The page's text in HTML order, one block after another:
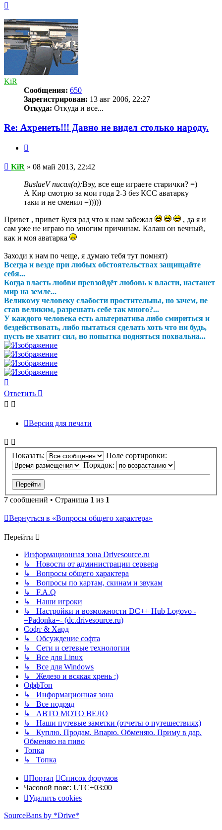
началу
KiR
Сообщения: 650
Зарегистрирован: 13 авг 2006, 22:27
Откуда: Откуда и все...
Re: Ахренеть!!! Давно не видел столько народу.
Сообщение
KiR » 08 май 2013, 22:42
BuslaeV писал(а):Вэу, все еще играете старички? =)
А Кир смотрю за мои года 2-3 без КСС аватарку
таки и не сменил =)))))
Привет , привет Буся рад что к нам забежал
, да я и
сам уже не играю по многим причинам. Калаш он вечный,
как и моя аватарка
Заходи к нам по чеще, я думаю тебя тут помнят)
Всегда и везде при любых обстоятельствах защищайте
себя...
Когда власть любви превзойдёт любовь к власти, настанет
мир на земле...
Великому человеку слабости простительны, но зачем, не
став великим, разрешать себе так много?...
У каждого человека есть альтернатива либо смириться и
бездействовать, либо пытаться сделать хоть что ни будь,
пусть не хватит сил, но попытка подняться похвальна...
к
началу
Ответить
Версия для печати
Показать:
Поле сортировки:
Порядок:
7 сообщений • Страница 1 из 1
Вернуться в «Вопросы общего характера»
Перейти
Информационная зона Drivesource.ru
↳ Новости от администрации сервера
↳ Вопросы общего характера
↳ Вопросы по картам, скинам и звукам
↳ F.A.Q
↳ Наши игроки
↳ Настройки и возможности DC++ Hub Logovo -
=Padonka=- (dc.drivesource.ru)
Софт & Хард
↳ Обсуждение софта
↳ Сети и сетевые технологии
↳ Все для Linux
↳ Все для Windows
↳ Железо и всякая хрень :)
ОффТоп
↳ Информационная зона
↳ Все подряд
↳ АВТО МОТО ВЕЛО
↳ Наши путевые заметки (отчеты о путешествиях)
↳ Куплю. Продам. Впарю. Обменяю. Приму в дар.
Обменяю на пиво
Топка
↳ Топка
Портал
Список форумов
Часовой пояс: UTC+03:00
Удалить cookies
SourceBans by *Drive*